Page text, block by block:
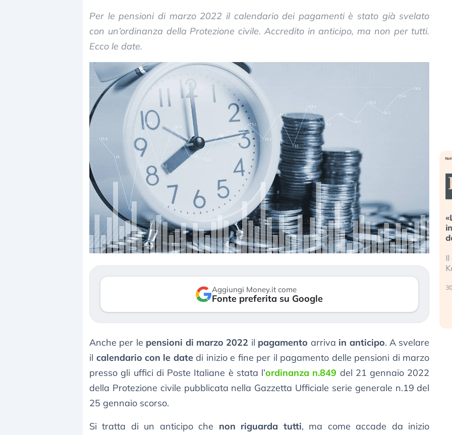
Per le pensioni di marzo 2022 il calendario dei pagamenti è stato già svelato
con un’ordinanza della Protezione civile. Accredito in anticipo, ma non per tutti.
Ecco le date.
Aggiungi Money.it come
Fonte preferita su Google
Anche per le pensioni di marzo 2022 il pagamento arriva in anticipo. A svelare
il calendario con le datedi inizio e fine per il pagamento delle pensioni di marzo
presso gli uffici di Poste Italiane è stata l’ordinanza n.849 del 21 gennaio 2022
della Protezione civile pubblicata nella Gazzetta Ufficiale serie generale n.19 del
25 gennaio scorso.
Si tratta di un anticipo che non riguarda tutti, ma come accade da inizio
Dalle valutazioni estreme alla
correzione. Cosa sta guidando il
repricing degli asset?
mostrando segni di stanchezza
verso le (…)
3 agosto 2026
«La mia vita è
in preda al panico dopo
della bolla AI
Il crollo della bolla AI
Kospi, mentre gli